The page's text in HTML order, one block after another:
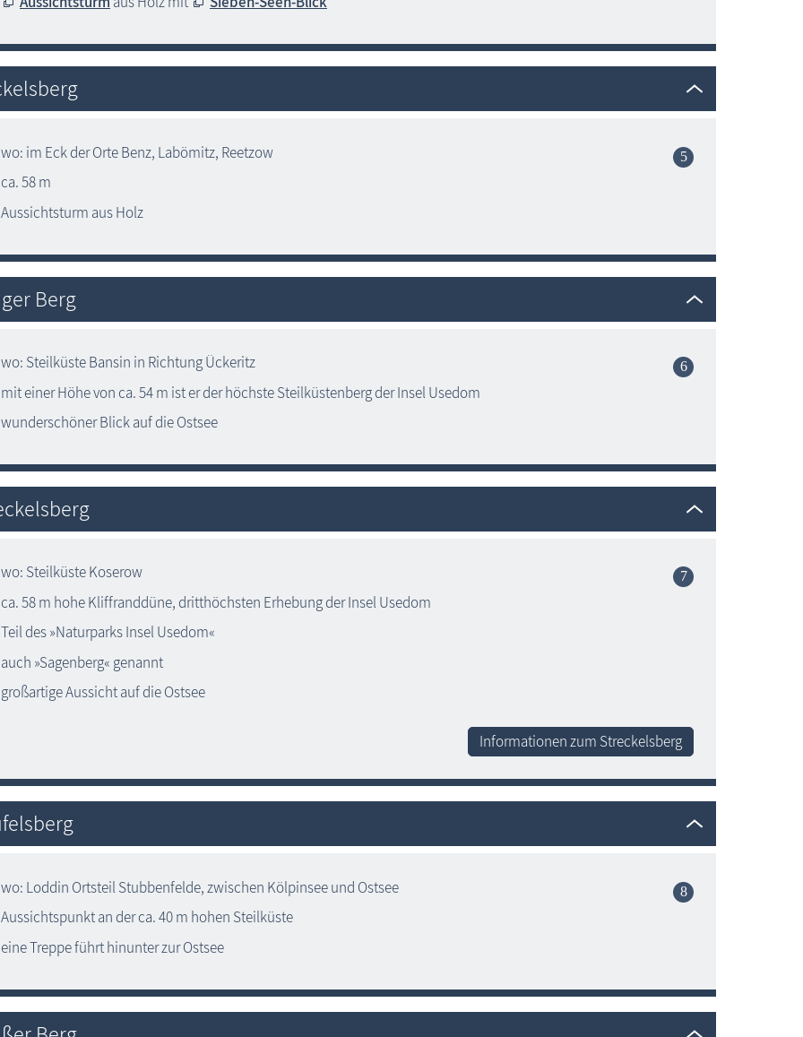
wo: im Eck der Orte Benz, Labömitz, Reetzow
ca. 58 m
Aussichtsturm aus Holz
Berg
wo: Steilküste Bansin in Richtung Ückeritz
mit einer Höhe von ca. 54 m ist er der höchste Steilküstenberg der Insel Usedom
wunderschöner Blick auf die Ostsee
wo: Steilküste Koserow
ca. 58 m hohe Kliffranddüne, dritthöchsten Erhebung der Insel Usedom
Teil des »Naturparks Insel Usedom«
auch »Sagenberg« genannt
großartige Aussicht auf die Ostsee
Informationen zum Streckelsberg
wo: Loddin Ortsteil Stubbenfelde, zwischen Kölpinsee und Ostsee
Aussichtspunkt an der ca. 40 m hohen Steilküste
eine Treppe führt hinunter zur Ostsee